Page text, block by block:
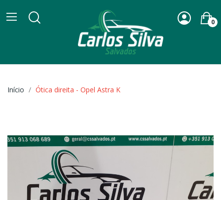
0
Início Ótica direita - Opel Astra K